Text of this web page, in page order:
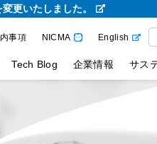
更いたしました。
事項 NICMA English
Tech Blog 企業情報 サス